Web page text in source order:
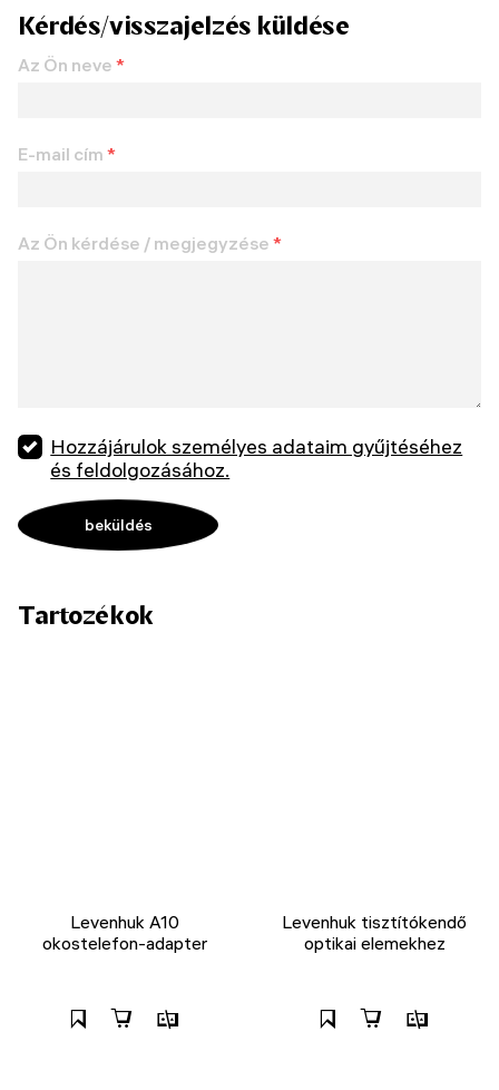
Kérdés/visszajelzés küldése
Az Ön neve *
E-mail cím *
Az Ön kérdése / megjegyzése *
Hozzájárulok személyes adataim gyűjtéséhez
és feldolgozásához.
Tartozékok
Levenhuk A10
okostelefon-adapter
Levenhuk tisztítókendő
optikai elemekhez